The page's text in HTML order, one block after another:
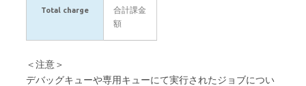
Total charge
合計課金
額
＜注意＞
デバッグキューや専用キューにて実行されたジョブについ